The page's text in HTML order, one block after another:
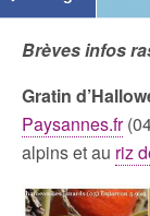
Brèves infos
Gratin
Paysannes.fr
alpins et au riz